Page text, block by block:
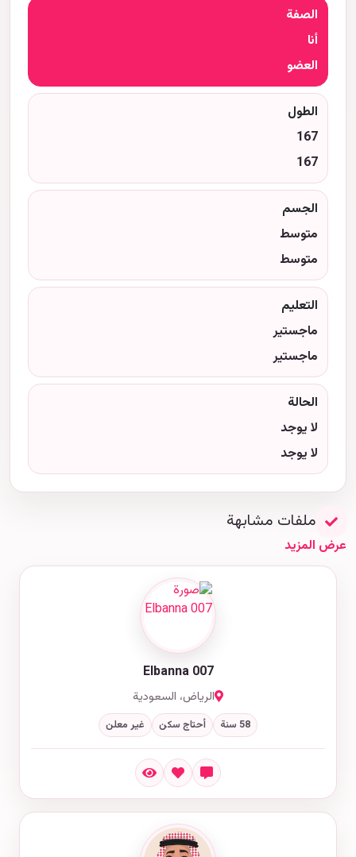
الصفة
أنا
العضو
الطول
167
167
الجسم
متوسط
متوسط
التعليم
ماجستير
ماجستير
الحالة
لا يوجد
لا يوجد
ملفات مشابهة
عرض المزيد
Elbanna 007
الرياض، السعودية
58 سنة أحتاج سكن غير معلن